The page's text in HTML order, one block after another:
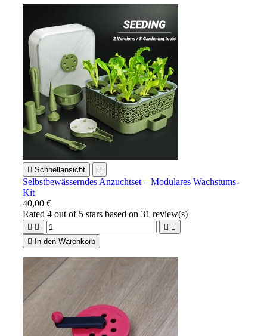
 Schnellansicht 
Selbstbewässerndes Anzuchtset – Modulares Wachstums-
Kit
40,00 €
Rated4 out of 5 stars based on31 review(s)
   

In den Warenkorb